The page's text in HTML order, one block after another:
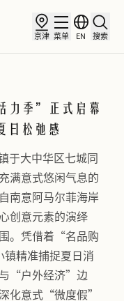
京津 菜单 EN 搜索
力季”正式启幕
日松弛感
于大中华区七城同
满意式悠闲气息的
南意阿马尔菲海岸
创意元素的演绎
。凭借着“名品购
精准捕捉夏日消
“户外经济”边
化意式“微度假”